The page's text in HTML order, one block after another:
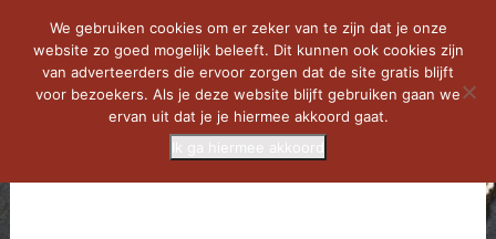
We gebruiken cookies om er zeker van te zijn dat je onze
website zo goed mogelijk beleeft. Dit kunnen ook cookies zijn
van adverteerders die ervoor zorgen dat de site gratis blijft
voor bezoekers. Als je deze website blijft gebruiken gaan we
ervan uit dat je je hiermee akkoord gaat.
Ik ga hiermee akkoord